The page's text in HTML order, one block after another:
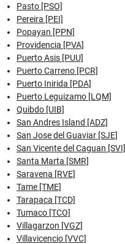
Pasto [PSO]
Pereira [PEI]
Popayan [PPN]
Providencia [PVA]
Puerto Asis [PUU]
Puerto Carreno [PCR]
Puerto Inirida [PDA]
Puerto Leguizamo [LQM]
Quibdo [UIB]
San Andres Island [ADZ]
San Jose del Guaviar [SJE]
San Vicente del Caguan [SVI]
Santa Marta [SMR]
Saravena [RVE]
Tame [TME]
Tarapaca [TCD]
Tumaco [TCO]
Villagarzon [VGZ]
Villavicencio [VVC]